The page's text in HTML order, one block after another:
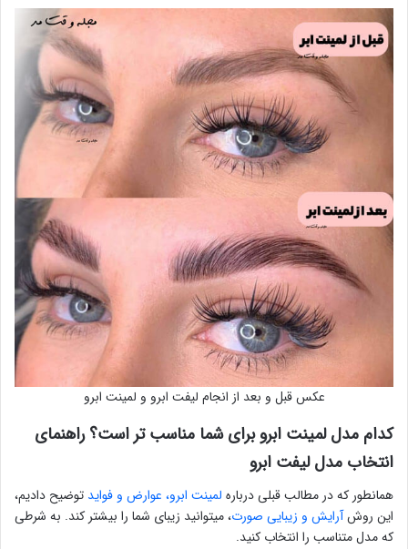
عکس قبل و بعد از انجام لیفت ابرو و لمینت ابرو
کدام مدل لمینت ابرو برای شما مناسب تر است؟ راهنمای
انتخاب مدل لیفت ابرو
همانطور که در مطالب قبلی درباره لمینت ابرو، عوارض و فواید توضیح دادیم،
این روشآرایش و زیبایی صورت، میتوانید زیبای شما را بیشتر کند. به شرطی
که مدل متناسب را انتخاب کنید.